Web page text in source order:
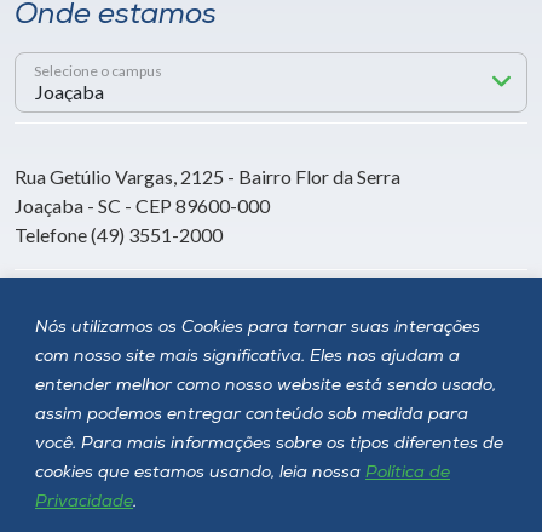
Nós utilizamos os Cookies para tornar suas interações
com nosso site mais significativa. Eles nos ajudam a
entender melhor como nosso website está sendo usado,
assim podemos entregar conteúdo sob medida para
você. Para mais informações sobre os tipos diferentes de
cookies que estamos usando, leia nossa Política de
Privacidade.
Onde estamos
Selecione o campus
Rua Getúlio Vargas, 2125 - Bairro Flor da Serra
Joaçaba - SC - CEP 89600-000
Telefone (49) 3551-2000
Siga a Unoesc